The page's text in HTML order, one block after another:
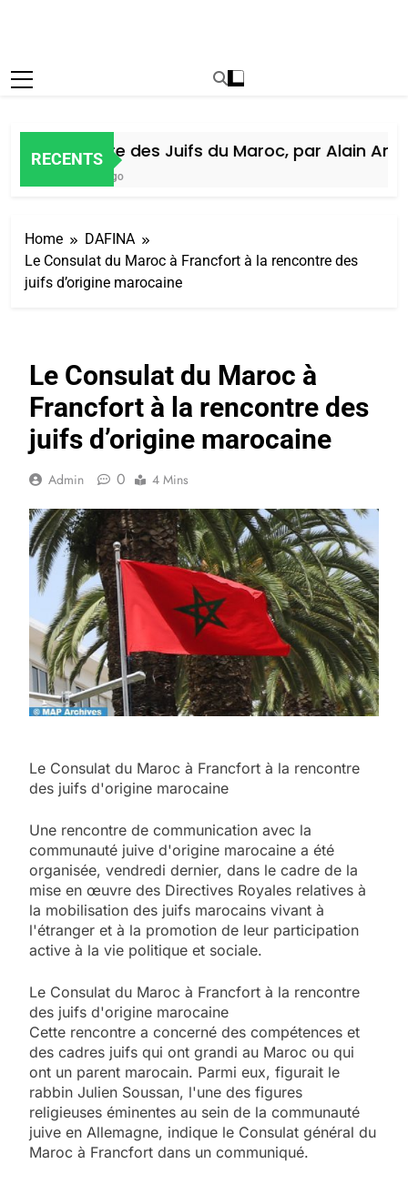
RECENTS
Histoire des Juifs du Maroc, par Alain Amiel
Home
DAFINA
Le Consulat du Maroc à Francfort à la rencontre des
juifs d’origine marocaine
Le Consulat du Maroc à
Francfort à la rencontre des
juifs d’origine marocaine
Admin 0 4 Mins
Le Consulat du Maroc à Francfort à la rencontre
des juifs d'origine marocaine
Une rencontre de communication avec la
communauté juive d'origine marocaine a été
organisée, vendredi dernier, dans le cadre de la
mise en œuvre des Directives Royales relatives à
la mobilisation des juifs marocains vivant à
l'étranger et à la promotion de leur participation
active à la vie politique et sociale.
Le Consulat du Maroc à Francfort à la rencontre
des juifs d'origine marocaine
Cette rencontre a concerné des compétences et
des cadres juifs qui ont grandi au Maroc ou qui
ont un parent marocain. Parmi eux, figurait le
rabbin Julien Soussan, l'une des figures
religieuses éminentes au sein de la communauté
juive en Allemagne, indique le Consulat général du
Maroc à Francfort dans un communiqué.